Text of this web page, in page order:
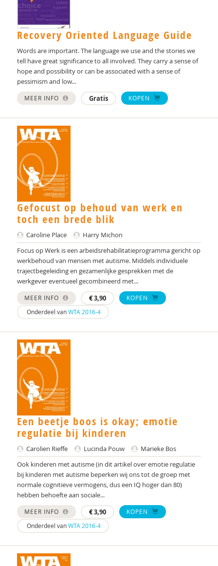
Maaike de Vos
C. Weber
Frans Woltring
Recovery Oriented Language Guide
Words are important. The language we use and the stories we
tell have great significance to all involved. They carry a sense of
hope and possibility or can be associated with a sense of
pessimism and low...
MEER INFO Gratis KOPEN
Gefocust op behoud van werk en
toch een brede blik
Caroline Place
Harry Michon
Focus op Werk is een arbeidsrehabilitatieprogramma gericht op
werkbehoud van mensen met autisme. Middels individuele
trajectbegeleiding en gezamenlijke gesprekken met de
werkgever eventueel gecombineerd met...
MEER INFO €3,90
KOPEN
Onderdeel vanWTA 2016-4
Een beetje boos is okay; emotie
regulatie bij kinderen
Carolien Rieffe Lucinda Pouw
Marieke Bos
Ook kinderen met autisme (in dit artikel over emotie regulatie
bij kinderen met autisme beperken wij ons tot de groep met
normale cognitieve vermogens, dus een IQ hoger dan 80)
hebben behoefte aan sociale...
MEER INFO €3,90
KOPEN
Onderdeel vanWTA 2016-4